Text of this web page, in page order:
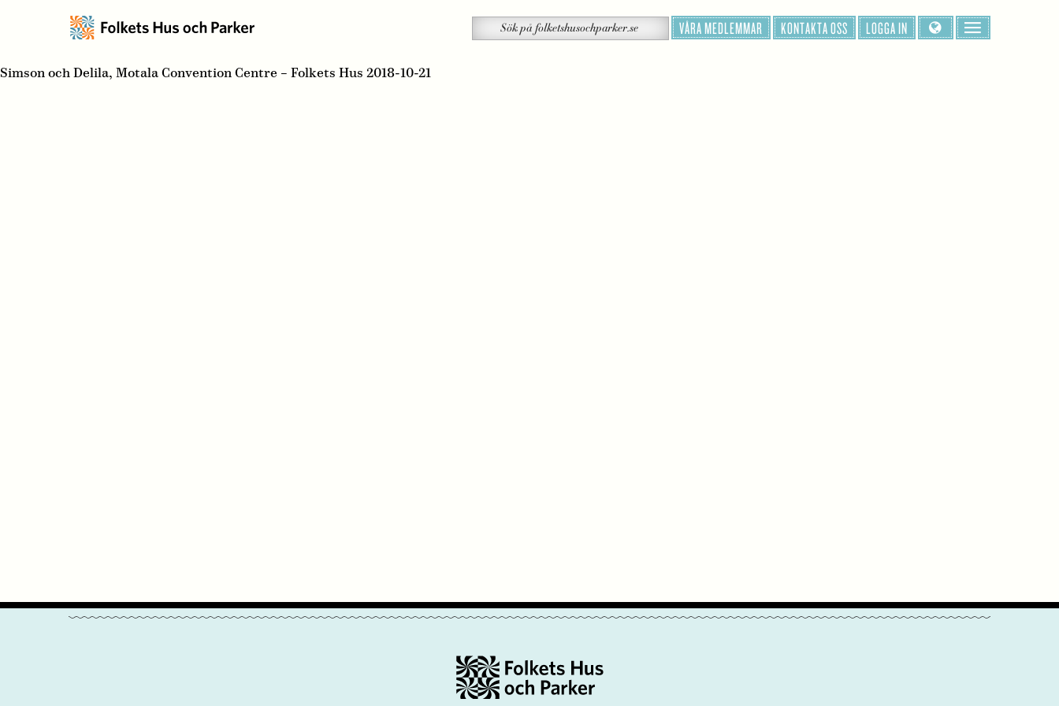
på
Sök VÅRA MEDLEMMAR KONTAKTA OSS LOGGA IN
Simson och Delila, Motala Convention Centre – Folkets Hus 2018-10-21